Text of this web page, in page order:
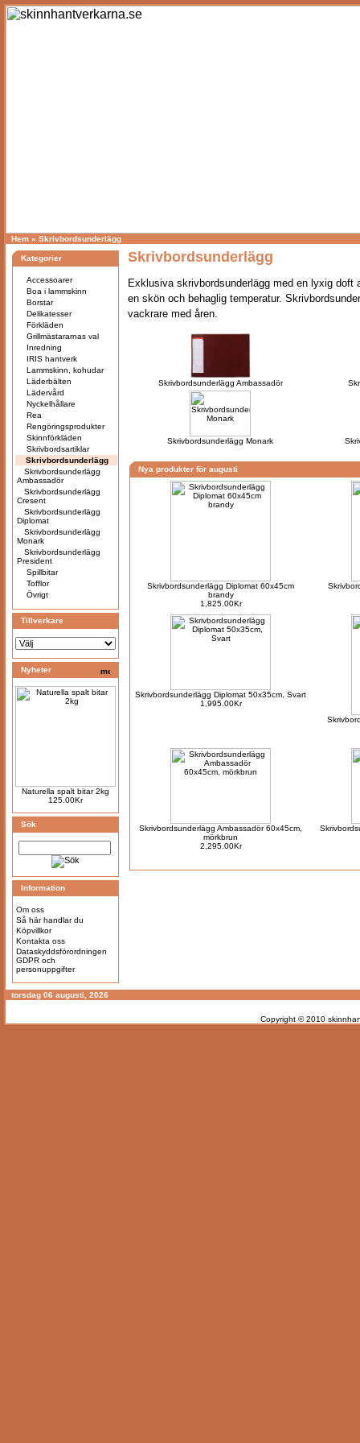
Hem » Skrivbordsunderlägg
Kategorier
Accessoarer
Boa i lammskinn
Borstar
Delikatesser
Förkläden
Grillmästararnas val
Inredning
IRIS hantverk
Lammskinn, kohudar
Läderbälten
Lädervård
Nyckelhållare
Rea
Rengöringsprodukter
Skinnförkläden
Skrivbordsartiklar
Skrivbordsunderlägg
Skrivbordsunderlägg
Ambassadör
Skrivbordsunderlägg
Cresent
Skrivbordsunderlägg
Diplomat
Skrivbordsunderlägg
Monark
Skrivbordsunderlägg
President
Spillbitar
Tofflor
Övrigt
Tillverkare
Nyheter
Naturella spalt bitar 2kg
125.00Kr
Sök
Information
Om oss
Så här handlar du
Köpvillkor
Kontakta oss
Dataskyddsförordningen
GDPR och
personuppgifter
Skrivbordsunderlägg
Exklusiva skrivbordsunderlägg med en lyxig doft
en skön och behaglig temperatur.
vackrare med åren.
Skrivbordsunderlägg Ambassadör
Skrivbordsunderlägg Monark
Nya produkter för augusti
Skrivbordsunderlägg Diplomat 60x45cm
brandy
1,825.00Kr
Skrivbordsunderlägg Diplomat 50x35cm, Svart
1,995.00Kr
Skrivbordsunderlägg Ambassadör 60x45cm,
mörkbrun
2,295.00Kr
torsdag 06 augusti, 2026
Copyright © 2010